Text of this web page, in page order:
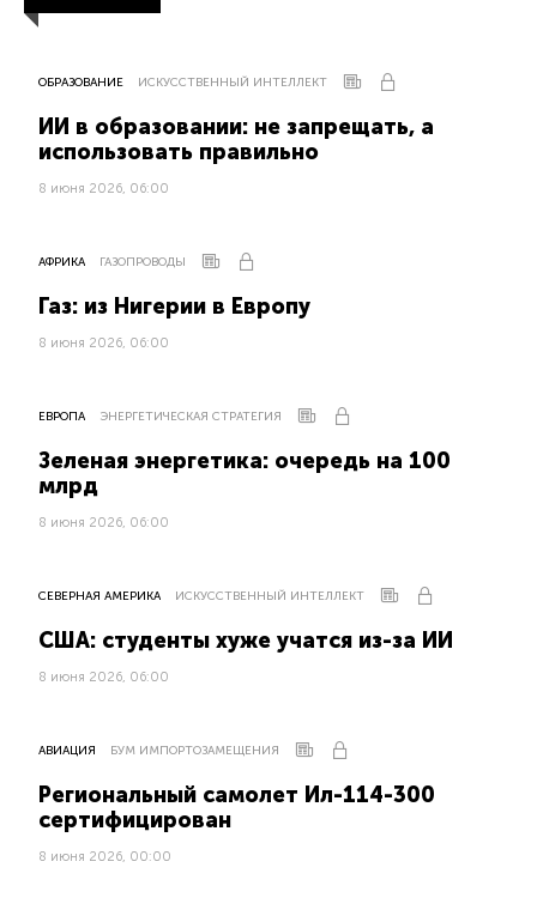
ОБРАЗОВАНИЕ ИСКУССТВЕННЫЙ ИНТЕЛЛЕКТ
ИИ в образовании: не запрещать, а
использовать правильно
8 июня 2026, 06:00
АФРИКА ГАЗОПРОВОДЫ
Газ: из Нигерии в Европу
8 июня 2026, 06:00
ЕВРОПА ЭНЕРГЕТИЧЕСКАЯ СТРАТЕГИЯ
Зеленая энергетика: очередь на 100
млрд
8 июня 2026, 06:00
СЕВЕРНАЯ АМЕРИКА ИСКУССТВЕННЫЙ ИНТЕЛЛЕКТ
США: студенты хуже учатся из-за ИИ
8 июня 2026, 06:00
АВИАЦИЯ БУМ ИМПОРТОЗАМЕЩЕНИЯ
Региональный самолет Ил-114-300
сертифицирован
8 июня 2026, 00:00